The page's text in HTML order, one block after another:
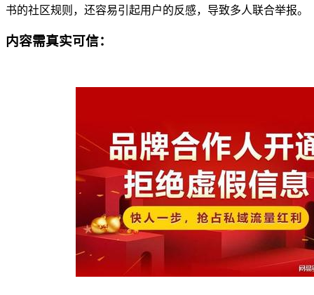
书的社区规则，还容易引起用户的反感，导致多人联合举报。
内容需真实可信：